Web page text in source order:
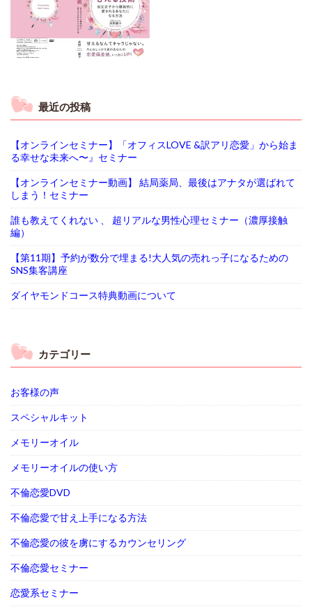
最近の投稿
【オンラインセミナー】「オフィスLOVE &訳アリ恋愛」から始ま
る幸せな未来へ〜』セミナー
【オンラインセミナー動画】 結局薬局、最後はアナタが選ばれて
しまう！セミナー
誰も教えてくれない 、 超リアルな男性心理セミナー（濃厚接触
編）
【第11期】予約が数分で埋まる!大人気の売れっ子になるための
SNS集客講座
ダイヤモンドコース特典動画について
カテゴリー
お客様の声
スペシャルキット
メモリーオイル
メモリーオイルの使い方
不倫恋愛DVD
不倫恋愛で甘え上手になる方法
不倫恋愛の彼を虜にするカウンセリング
不倫恋愛セミナー
恋愛系セミナー